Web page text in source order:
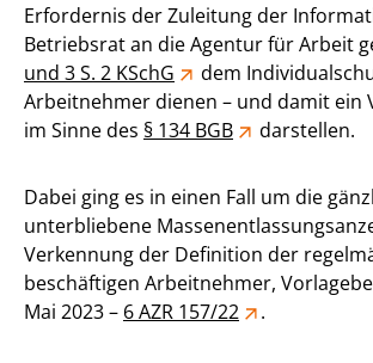
Erfordernis der Zuleitung der
Betriebsrat an die Agentur für Arbeit
und 3 S. 2 KSchG
dem
Arbeitnehmer dienen – und damit ein
im Sinne des § 134 BGB darstellen.
Dabei ging es in einen Fall um die
unterbliebene
Verkennung der Definition der
beschäftigen Arbeitnehmer,
Mai 2023 – 6 AZR 157/22 .